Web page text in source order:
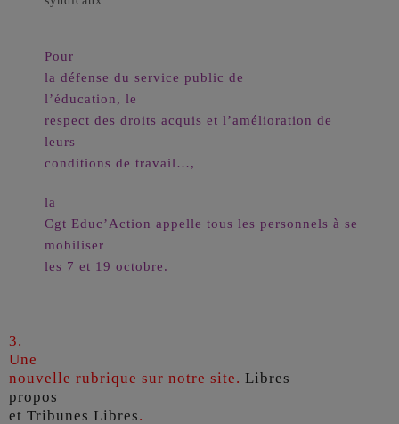
Pour
la défense du service public de
l’éducation, le
respect des droits acquis et l’amélioration de
leurs
conditions de travail…,
la
Cgt Educ’Action appelle tous les personnels à se
mobiliser
les 7 et 19 octobre.
3.
Une
nouvelle rubrique sur notre site. Libres
propos
et Tribunes Libres.